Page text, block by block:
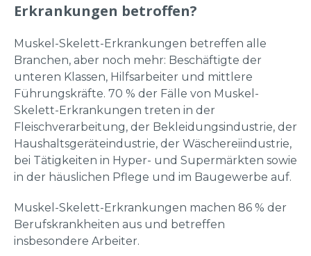
Erkrankungen betroffen?
Muskel-Skelett-Erkrankungen betreffen alle
Branchen, aber noch mehr: Beschäftigte der
unteren Klassen, Hilfsarbeiter und mittlere
Führungskräfte. 70 % der Fälle von Muskel-
Skelett-Erkrankungen treten in der
Fleischverarbeitung, der Bekleidungsindustrie, der
Haushaltsgeräteindustrie, der Wäschereiindustrie,
bei Tätigkeiten in Hyper- und Supermärkten sowie
in der häuslichen Pflege und im Baugewerbe auf.
Muskel-Skelett-Erkrankungen machen 86 % der
Berufskrankheiten aus und betreffen
insbesondere Arbeiter.